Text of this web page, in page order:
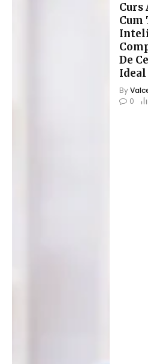
Curs
Cum
De
Ideal
By
0